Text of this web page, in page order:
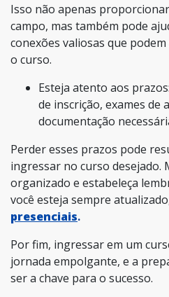
Isso não apenas
campo, mas também pode
conexões valiosas que
o curso.
Esteja atento aos
de inscrição, exames de
documentação
Perder esses prazos pode
ingressar no curso desejado.
organizado e estabeleça
você esteja sempre
presenciais.
Por fim, ingressar em um
jornada empolgante, e a
ser a chave para o sucesso.